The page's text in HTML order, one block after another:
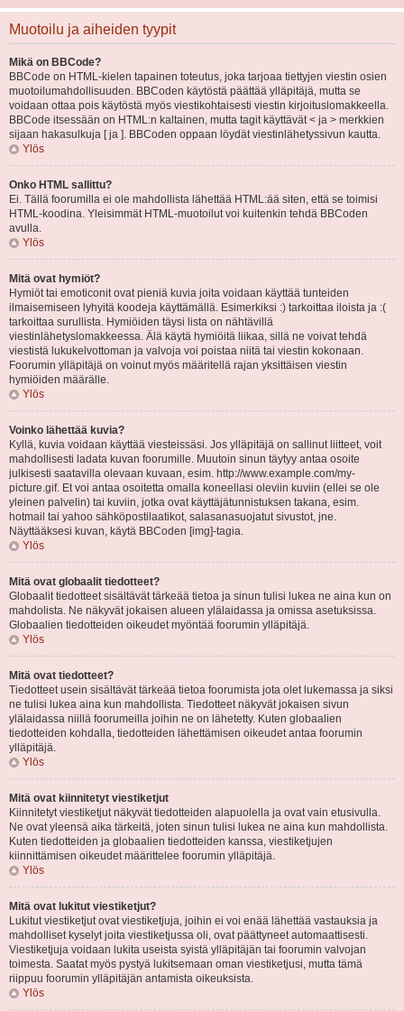
Muotoilu ja aiheiden tyypit
Mikä on BBCode?
BBCode on HTML-kielen tapainen toteutus, joka tarjoaa tiettyjen viestin osien
muotoilumahdollisuuden. BBCoden käytöstä päättää ylläpitäjä, mutta se
voidaan ottaa pois käytöstä myös viestikohtaisesti viestin kirjoituslomakkeella.
BBCode itsessään on HTML:n kaltainen, mutta tagit käyttävät < ja > merkkien
sijaan hakasulkuja [ ja ]. BBCoden oppaan löydät viestinlähetyssivun kautta.
Ylös
Onko HTML sallittu?
Ei. Tällä foorumilla ei ole mahdollista lähettää HTML:ää siten, että se toimisi
HTML-koodina. Yleisimmät HTML-muotoilut voi kuitenkin tehdä BBCoden
avulla.
Ylös
Mitä ovat hymiöt?
Hymiöt tai emoticonit ovat pieniä kuvia joita voidaan käyttää tunteiden
ilmaisemiseen lyhyitä koodeja käyttämällä. Esimerkiksi :) tarkoittaa iloista ja :(
tarkoittaa surullista. Hymiöiden täysi lista on nähtävillä
viestinlähetyslomakkeessa. Älä käytä hymiöitä liikaa, sillä ne voivat tehdä
viestistä lukukelvottoman ja valvoja voi poistaa niitä tai viestin kokonaan.
Foorumin ylläpitäjä on voinut myös määritellä rajan yksittäisen viestin
hymiöiden määrälle.
Ylös
Voinko lähettää kuvia?
Kyllä, kuvia voidaan käyttää viesteissäsi. Jos ylläpitäjä on sallinut liitteet, voit
mahdollisesti ladata kuvan foorumille. Muutoin sinun täytyy antaa osoite
julkisesti saatavilla olevaan kuvaan, esim. http://www.example.com/my-
picture.gif. Et voi antaa osoitetta omalla koneellasi oleviin kuviin (ellei se ole
yleinen palvelin) tai kuviin, jotka ovat käyttäjätunnistuksen takana, esim.
hotmail tai yahoo sähköpostilaatikot, salasanasuojatut sivustot, jne.
Näyttääksesi kuvan, käytä BBCoden [img]-tagia.
Ylös
Mitä ovat globaalit tiedotteet?
Globaalit tiedotteet sisältävät tärkeää tietoa ja sinun tulisi lukea ne aina kun on
mahdolista. Ne näkyvät jokaisen alueen ylälaidassa ja omissa asetuksissa.
Globaalien tiedotteiden oikeudet myöntää foorumin ylläpitäjä.
Ylös
Mitä ovat tiedotteet?
Tiedotteet usein sisältävät tärkeää tietoa foorumista jota olet lukemassa ja siksi
ne tulisi lukea aina kun mahdollista. Tiedotteet näkyvät jokaisen sivun
ylälaidassa niillä foorumeilla joihin ne on lähetetty. Kuten globaalien
tiedotteiden kohdalla, tiedotteiden lähettämisen oikeudet antaa foorumin
ylläpitäjä.
Ylös
Mitä ovat kiinnitetyt viestiketjut
Kiinnitetyt viestiketjut näkyvät tiedotteiden alapuolella ja ovat vain etusivulla.
Ne ovat yleensä aika tärkeitä, joten sinun tulisi lukea ne aina kun mahdollista.
Kuten tiedotteiden ja globaalien tiedotteiden kanssa, viestiketjujen
kiinnittämisen oikeudet määrittelee foorumin ylläpitäjä.
Ylös
Mitä ovat lukitut viestiketjut?
Lukitut viestiketjut ovat viestiketjuja, joihin ei voi enää lähettää vastauksia ja
mahdolliset kyselyt joita viestiketjussa oli, ovat päättyneet automaattisesti.
Viestiketjuja voidaan lukita useista syistä ylläpitäjän tai foorumin valvojan
toimesta. Saatat myös pystyä lukitsemaan oman viestiketjusi, mutta tämä
riippuu foorumin ylläpitäjän antamista oikeuksista.
Ylös